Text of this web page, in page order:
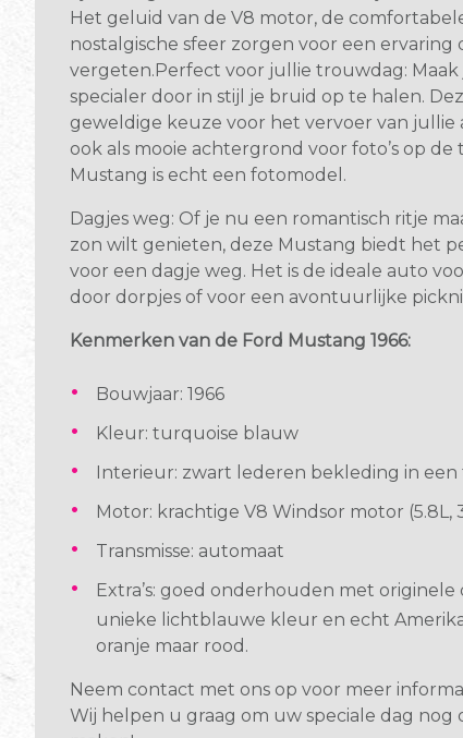
Het geluid van de V8 motor, de
nostalgische sfeer zorgen voor een ervaring
vergeten.Perfect voor jullie trouwdag:
specialer door in stijl je bruid op te halen.
geweldige keuze voor het vervoer van jullie
ook als mooie achtergrond voor foto’s op
Mustang is echt een fotomodel.
Dagjes weg: Of je nu een romantisch ritje
zon wilt genieten, deze Mustang biedt het
voor een dagje weg. Het is de ideale auto
door dorpjes of voor een avontuurlijke
Kenmerken van de Ford Mustang 1966:
Bouwjaar: 1966
Kleur: turquoise blauw
Interieur: zwart lederen bekleding in een
Motor: krachtige V8 Windsor motor (5.8L,
Transmisse: automaat
Extra’s: goed onderhouden met originele
unieke lichtblauwe kleur en echt
oranje maar rood.
Neem contact met ons op voor meer
Wij helpen u graag om uw speciale dag